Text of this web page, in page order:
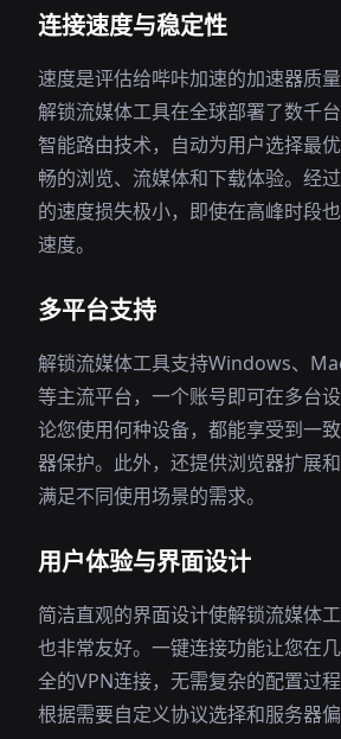
连接速度与稳定性
速度是评估给哔咔加速的加速器质量
解锁流媒体工具在全球部署了数千
智能路由技术，自动为用户选择最
畅的浏览、流媒体和下载体验。经
的速度损失极小，即使在高峰时段
速度。
多平台支持
解锁流媒体工具支持Windows、
等主流平台，一个账号即可在多台
论您使用何种设备，都能享受到一
器保护。此外，还提供浏览器扩展和
满足不同使用场景的需求。
用户体验与界面设计
简洁直观的界面设计使解锁流媒体
也非常友好。一键连接功能让您在
全的VPN连接，无需复杂的配置过
根据需要自定义协议选择和服务器偏